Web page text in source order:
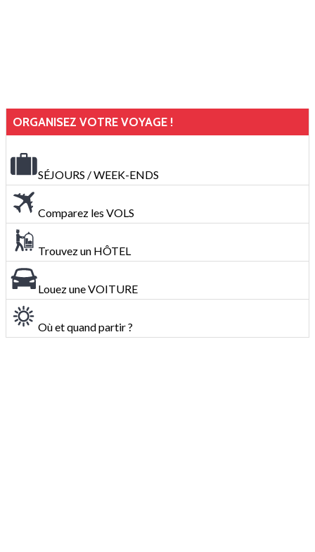
ORGANISEZ VOTRE VOYAGE !
SÉJOURS / WEEK-ENDS
Comparez les VOLS
Trouvez un HÔTEL
Louez une VOITURE
Où et quand partir ?